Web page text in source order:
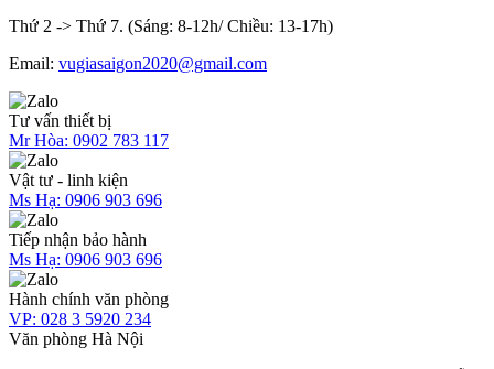
Thứ 2 -> Thứ 7. (Sáng: 8-12h/ Chiều: 13-17h)
Email: vugiasaigon2020@gmail.com
Tư vấn thiết bị
Mr Hòa: 0902 783 117
Vật tư - linh kiện
Ms Hạ: 0906 903 696
Tiếp nhận bảo hành
Ms Hạ: 0906 903 696
Hành chính văn phòng
VP: 028 3 5920 234
Văn phòng Hà Nội